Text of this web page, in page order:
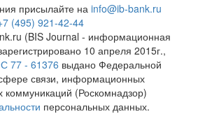
присылайте на info@ib-bank.ru
(495) 921-42-44
(BIS Journal - информационная
10 апреля 2015г.,
77 - 61376 выдано Федеральной
связи, информационных
коммуникаций (Роскомнадзор)
персональных данных.